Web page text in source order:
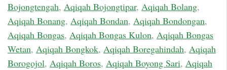
Bojongtengah, Aqiqah Bojongtipar, Aqiqah Bolang,
Aqiqah Bonang, Aqiqah Bondan, Aqiqah Bondongan,
Aqiqah Bongas, Aqiqah Bongas Kulon, Aqiqah Bongas
Wetan, Aqiqah Bongkok, Aqiqah Boregahindah, Aqiqah
Borogojol, Aqiqah Boros, Aqiqah Boyong Sari, Aqiqah